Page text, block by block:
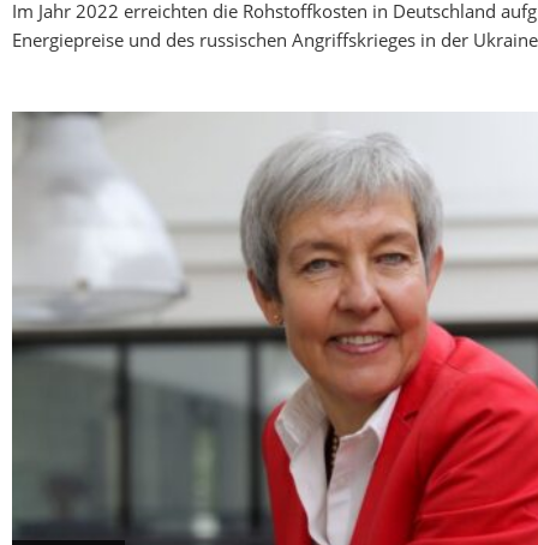
Im Jahr 2022 erreichten die Rohstoffkosten in Deutschland
Energiepreise und des russischen Angriffskrieges in der